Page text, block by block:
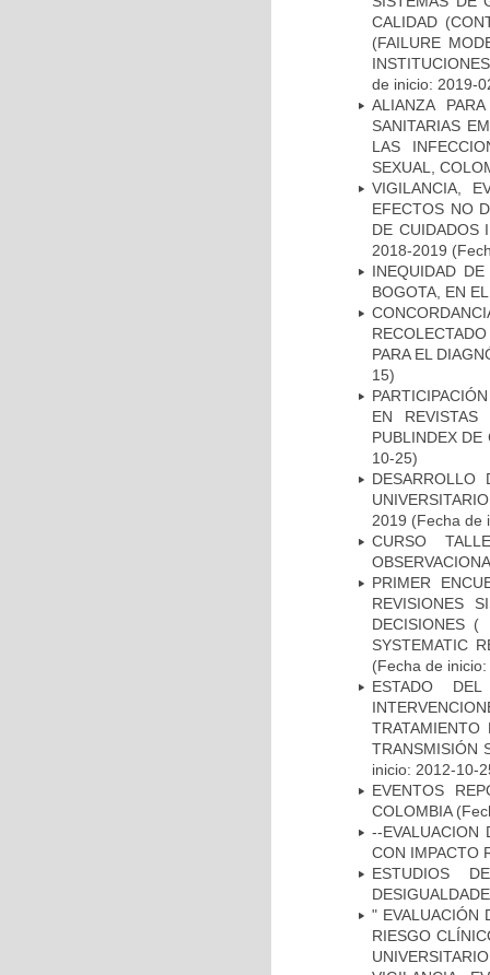
CALIDAD
(FAILURE
de inicio: 2019-
ALIANZA
SANITARIAS
LAS
SEXUAL,
VIGILANCIA,
EFECTOS NO
DE CUIDADOS
2018-2019
INEQUIDAD
BOGOTA, EN
PARA EL
15)
EN REVISTAS
PUBLINDEX
10-25)
DESARROLLO
2019 (Fecha de
CURSO
PRIMER
REVISIONES
DECISIONES (
SYSTEMATIC
(Fecha de
ESTADO
TRANSMISIÓN
inicio: 2012-10-
EVENTOS
COLOMBIA
--EVALUACION
CON IMPACTO
ESTUDIOS
" EVALUACIÓN
RIESGO